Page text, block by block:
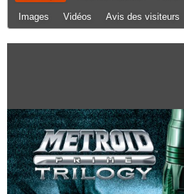
Images Vidéos Avis des visiteurs